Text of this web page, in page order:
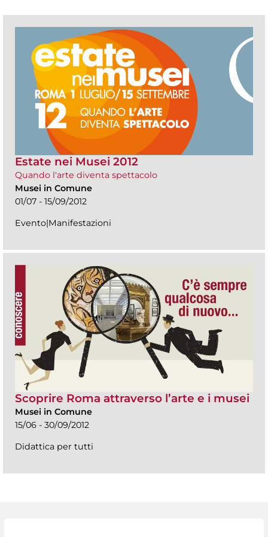
Estate nei Musei 2012
Quando l'arte diventa spettacolo
Musei in Comune
01/07 - 15/09/2012
Evento|Manifestazioni
Scoprire Roma attraverso l’arte e i musei
Musei in Comune
15/06 - 30/09/2012
Didattica per tutti